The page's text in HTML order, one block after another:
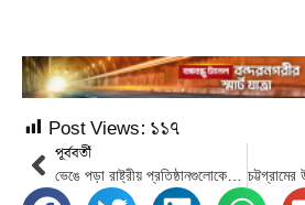
Post Views: ১১৭
পূর্ববর্তী